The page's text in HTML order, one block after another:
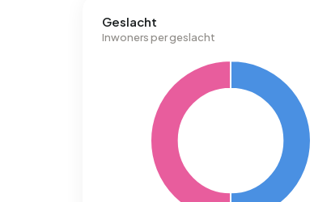
Geslacht
Inwoners per geslacht